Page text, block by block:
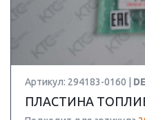
Артикул: 294183-0160 |
ПЛАСТИНА